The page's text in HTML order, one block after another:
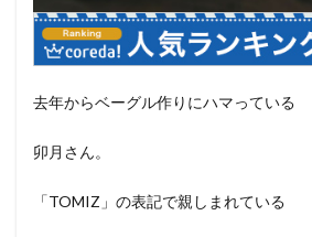
去年からベーグル作りにハマっている
卯月さん。
「TOMIZ」の表記で親しまれている